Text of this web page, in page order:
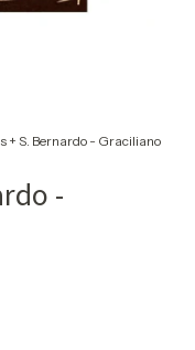
+ S. Bernardo - Graciliano
-